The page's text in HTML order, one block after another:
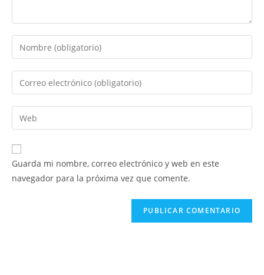
Introduce
tu
nombre
de
usuario
para
comentar
Introduce
tu
dirección
de
electrónico
para
comentar
Introduce
la
URL
de
Guarda mi nombre, correo electrónico y web en este
navegador para la próxima vez que comente.